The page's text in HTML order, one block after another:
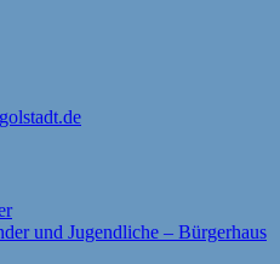
und Jugendliche – Bürgerhaus